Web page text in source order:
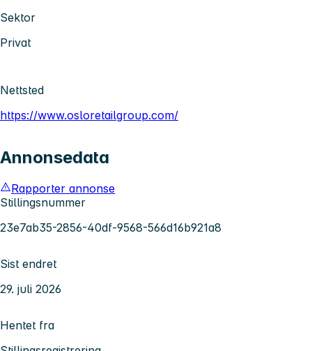
Sektor
Privat
Nettsted
https://www.osloretailgroup.com/
Annonsedata
Rapporter annonse
Stillingsnummer
23e7ab35-2856-40df-9568-566d16b921a8
Sist endret
29. juli 2026
Hentet fra